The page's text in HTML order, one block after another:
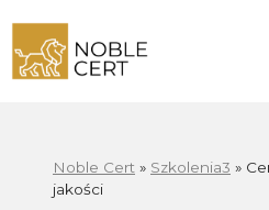
Noble Cert » Szkolenia3 »
jakości